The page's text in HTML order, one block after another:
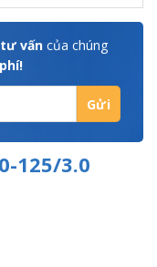
vấn của chúng
125/3.0